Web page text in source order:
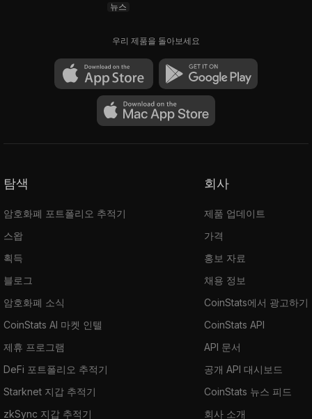
뉴스
우리 제품을 돌아보세요
탐색
암호화폐 포트폴리오 추적기
스왑
획득
블로그
암호화폐 소식
CoinStats AI 마켓 인텔
제휴 프로그램
DeFi 포트폴리오 추적기
Starknet 지갑 추적기
zkSync 지갑 추적기
회사
제품 업데이트
가격
홍보 자료
채용 정보
CoinStats에서 광고하기
CoinStats API
API 문서
공개 API 대시보드
CoinStats 뉴스 피드
회사 소개